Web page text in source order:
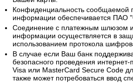
Конфиденциальность сообщаемой
информации обеспечивается ПАО
Соединение с платежным шлюзом
информации осуществляется в
использованием протокола
В случае если Ваш банк
безопасного проведения
Visa или MasterCard Secure Code
также может потребоваться ввод